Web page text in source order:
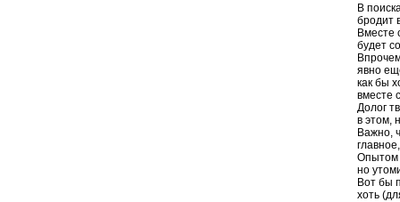
В
бродит
Вместе
будет
явно
как бы
вместе
Долог
в этом,
Важно,
Опытом
но
Вот бы
хоть